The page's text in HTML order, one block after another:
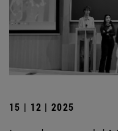
15 | 12 | 2025